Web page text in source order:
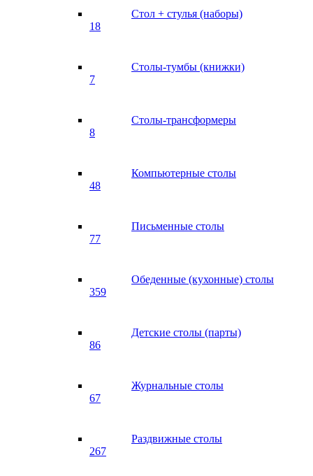
Стол + стулья (наборы)
18
Столы-тумбы (книжки)
7
Столы-трансформеры
8
Компьютерные столы
48
Письменные столы
77
Обеденные (кухонные) столы
359
Детские столы (парты)
86
Журнальные столы
67
Раздвижные столы
267